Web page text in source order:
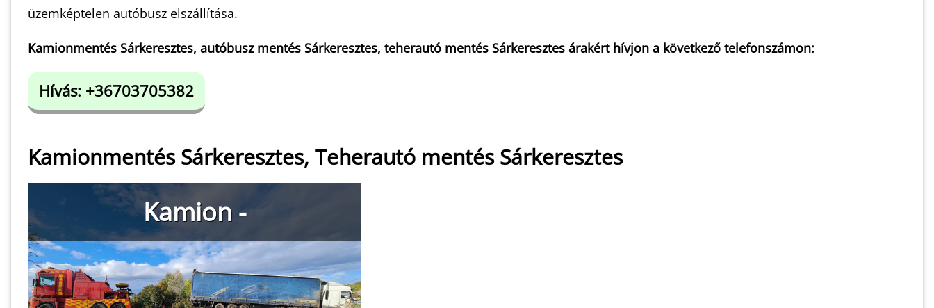
üzemképtelen autóbusz elszállítása.
Kamionmentés Sárkeresztes, autóbusz mentés Sárkeresztes, teherautó mentés Sárkeresztes árakért hívjon a következő telefonszámon:
Hívás: +36703705382
Kamionmentés Sárkeresztes, Teherautó mentés Sárkeresztes
Kamion -